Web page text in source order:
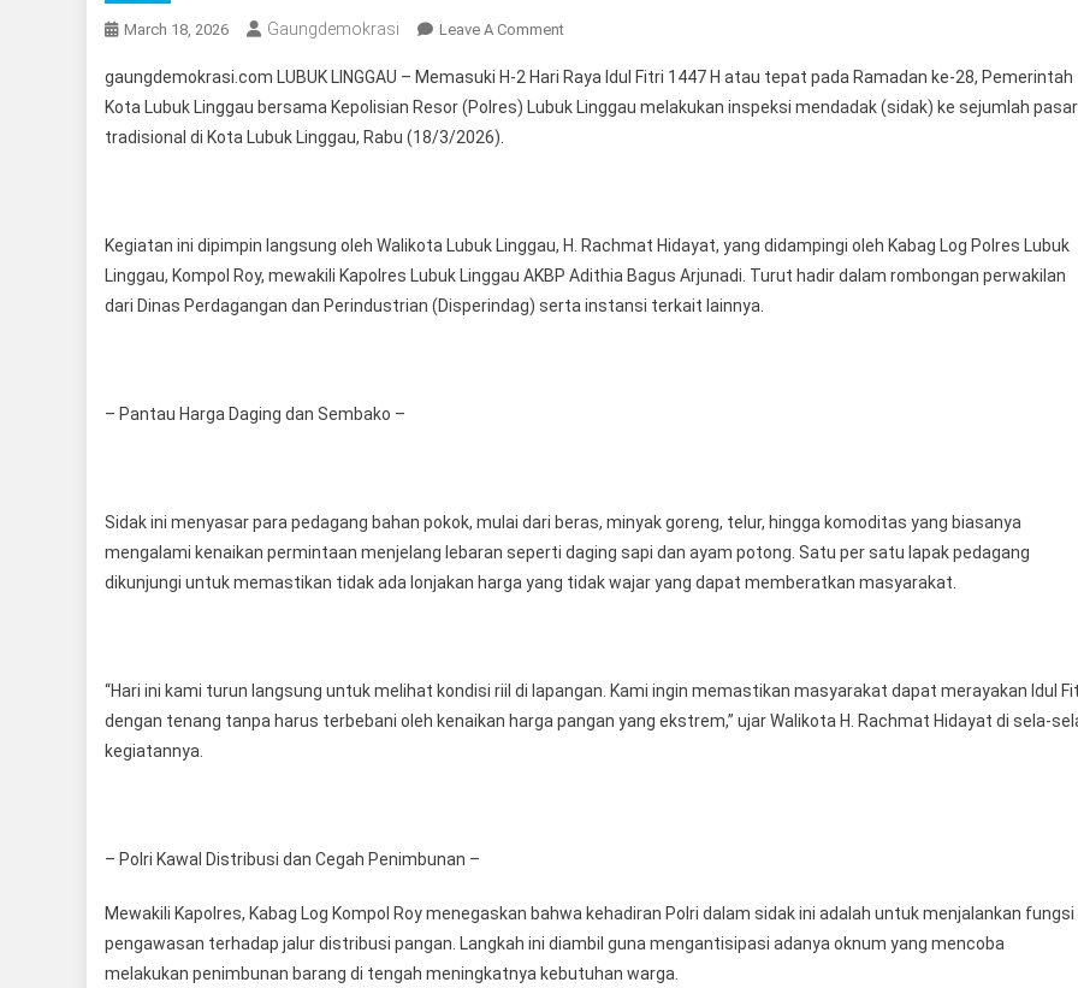
March 18, 2026 Gaungdemokrasi Leave A CommentOn
Lubuk
Linggau
Tradisional
,Pantau
Harga
gaungdemokrasi.com LUBUK LINGGAU – Memasuki H-2 Hari Raya Idul Fitri 1447 H atau tepat pada Ramadan ke-28, Pemerintah
Kota Lubuk Linggau bersama Kepolisian Resor (Polres) Lubuk Linggau melakukan inspeksi mendadak (sidak) ke sejumlah pasar
tradisional di Kota Lubuk Linggau, Rabu (18/3/2026).
Kegiatan ini dipimpin langsung oleh Walikota Lubuk Linggau, H. Rachmat Hidayat, yang didampingi oleh Kabag Log Polres Lubuk
Linggau, Kompol Roy, mewakili Kapolres Lubuk Linggau AKBP Adithia Bagus Arjunadi. Turut hadir dalam rombongan perwakilan
dari Dinas Perdagangan dan Perindustrian (Disperindag) serta instansi terkait lainnya.
– Pantau Harga Daging dan Sembako –
Sidak ini menyasar para pedagang bahan pokok, mulai dari beras, minyak goreng, telur, hingga komoditas yang biasanya
mengalami kenaikan permintaan menjelang lebaran seperti daging sapi dan ayam potong. Satu per satu lapak pedagang
dikunjungi untuk memastikan tidak ada lonjakan harga yang tidak wajar yang dapat memberatkan masyarakat.
“Hari ini kami turun langsung untuk melihat kondisi riil di lapangan. Kami ingin memastikan masyarakat dapat merayakan Idul
dengan tenang tanpa harus terbebani oleh kenaikan harga pangan yang ekstrem,” ujar Walikota H. Rachmat Hidayat di sela-
kegiatannya.
– Polri Kawal Distribusi dan Cegah Penimbunan –
Mewakili Kapolres, Kabag Log Kompol Roy menegaskan bahwa kehadiran Polri dalam sidak ini adalah untuk menjalankan fungsi
pengawasan terhadap jalur distribusi pangan. Langkah ini diambil guna mengantisipasi adanya oknum yang mencoba
melakukan penimbunan barang di tengah meningkatnya kebutuhan warga.